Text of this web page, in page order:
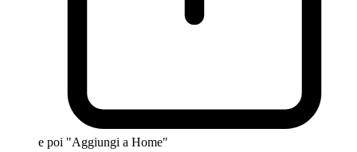
e poi "Aggiungi a Home"